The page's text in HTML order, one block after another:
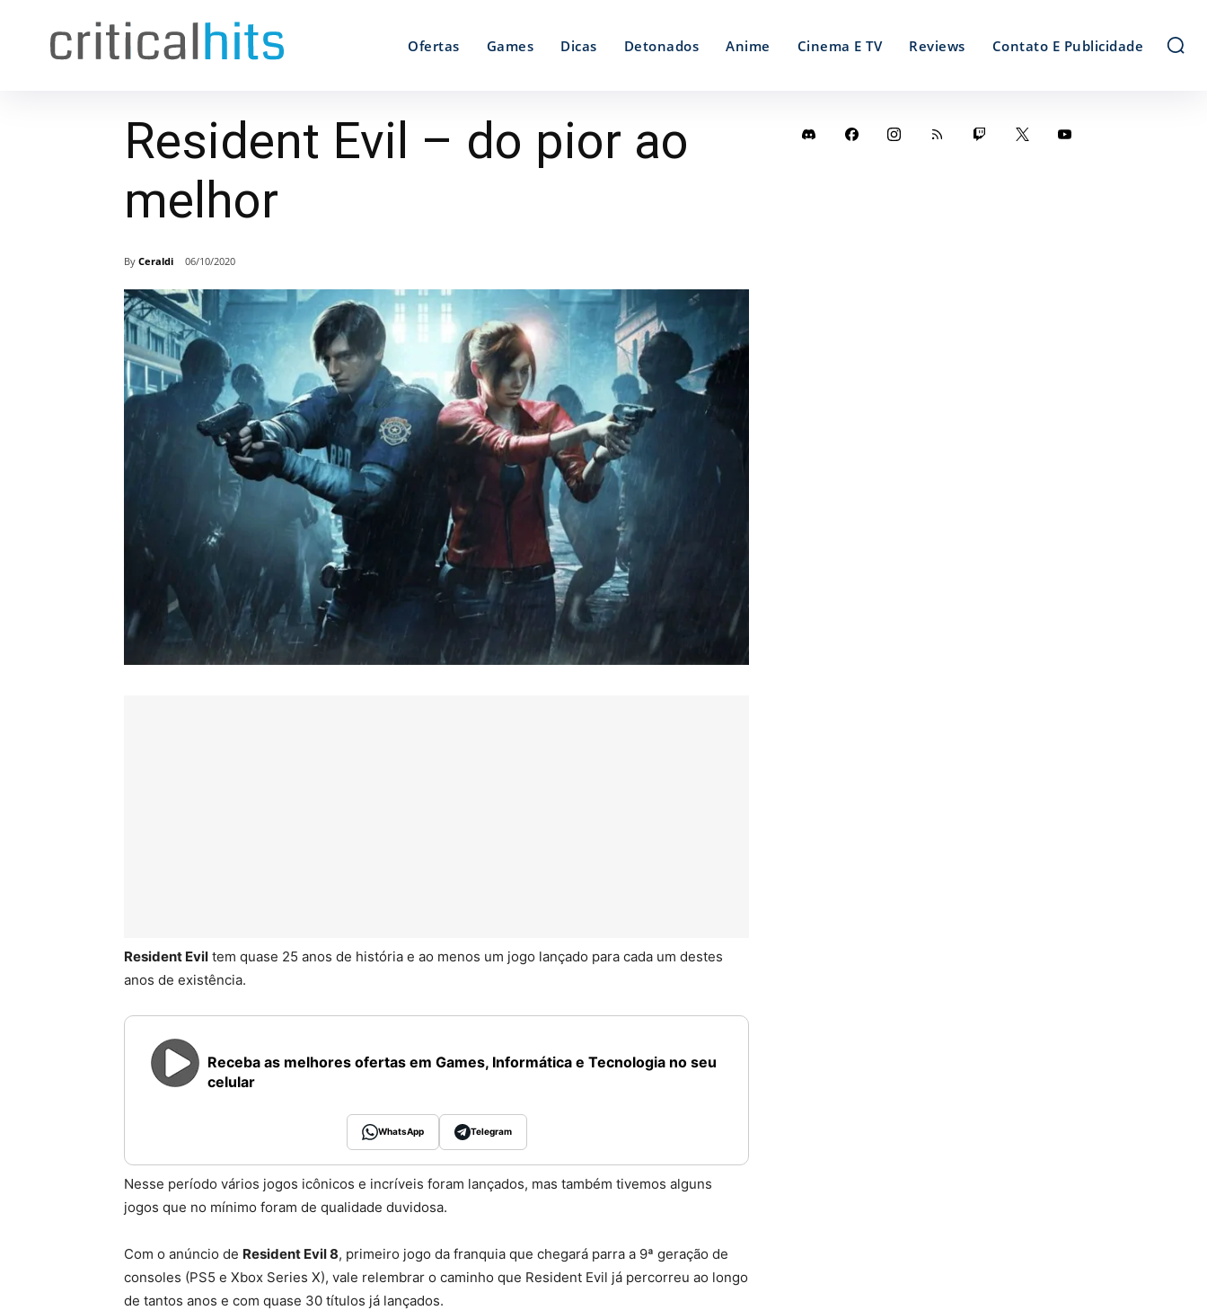
Ofertas Games Dicas Detonados Anime Cinema E TV Reviews Contato E Publicidade
Resident Evil – do pior ao
melhor
By Ceraldi 06/10/2020
Resident Evil tem quase 25 anos de história e ao menos um jogo lançado para cada um destes
anos de existência.
Receba as melhores ofertas em Games, Informática e Tecnologia no seu
celular
WhatsApp Telegram
Nesse período vários jogos icônicos e incríveis foram lançados, mas também tivemos alguns
jogos que no mínimo foram de qualidade duvidosa.
Com o anúncio de Resident Evil 8, primeiro jogo da franquia que chegará parra a 9ª geração de
consoles (PS5 e Xbox Series X), vale relembrar o caminho que Resident Evil já percorreu ao longo
de tantos anos e com quase 30 títulos já lançados.